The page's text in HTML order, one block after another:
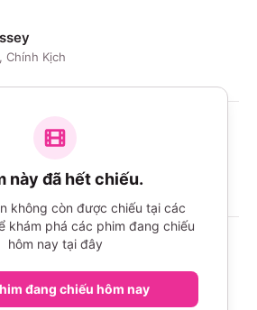
Chính Kịch
Pretty Derby - Khởi Đầu Kỷ
này đã hết chiếu.
không còn được chiếu tại các
khám phá các phim đang chiếu
hôm nay tại đây
đang chiếu hôm nay